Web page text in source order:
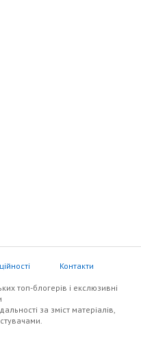
Контакти
топ-блогерів i екслюзивнi
за зміст матеріалів,